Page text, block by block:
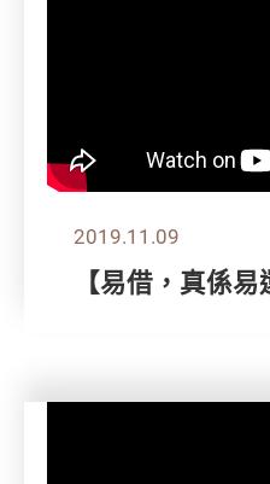
2019.11.09
【易借，真係易